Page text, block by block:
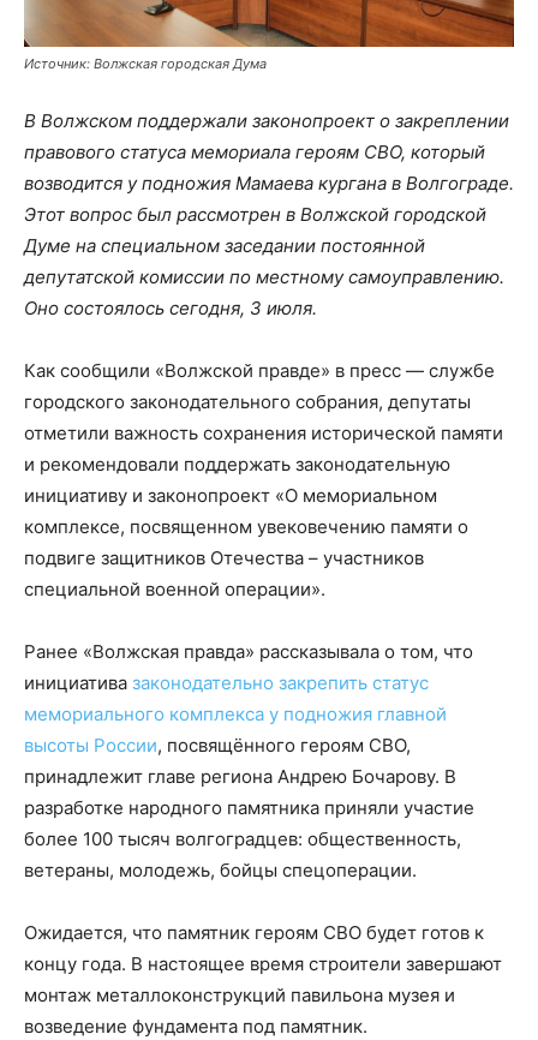
Источник: Волжская городская Дума
В Волжском поддержали законопроект о закреплении
правового статуса мемориала героям СВО, который
возводится у подножия Мамаева кургана в Волгограде.
Этот вопрос был рассмотрен в Волжской городской
Думе на специальном заседании постоянной
депутатской комиссии по местному самоуправлению.
Оно состоялось сегодня, 3 июля.
Как сообщили «Волжской правде» в пресс — службе
городского законодательного собрания, депутаты
отметили важность сохранения исторической памяти
и рекомендовали поддержать законодательную
инициативу и законопроект «О мемориальном
комплексе, посвященном увековечению памяти о
подвиге защитников Отечества – участников
специальной военной операции».
Ранее «Волжская правда» рассказывала о том, что
инициатива законодательно закрепить статус
мемориального комплекса у подножия главной
высоты России, посвящённого героям СВО,
принадлежит главе региона Андрею Бочарову. В
разработке народного памятника приняли участие
более 100 тысяч волгоградцев: общественность,
ветераны, молодежь, бойцы спецоперации.
Ожидается, что памятник героям СВО будет готов к
концу года. В настоящее время строители завершают
монтаж металлоконструкций павильона музея и
возведение фундамента под памятник.